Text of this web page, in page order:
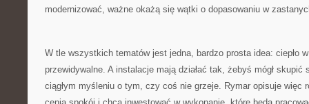
modernizować, ważne okażą się wątki o dopasowaniu w
W tle wszystkich tematów jest jedna, bardzo prosta idea: ciepło
przewidywalne. A instalacje mają działać tak, żebyś mógł
ciągłym myśleniu o tym, czy coś nie grzeje. Rymar opisuje więc